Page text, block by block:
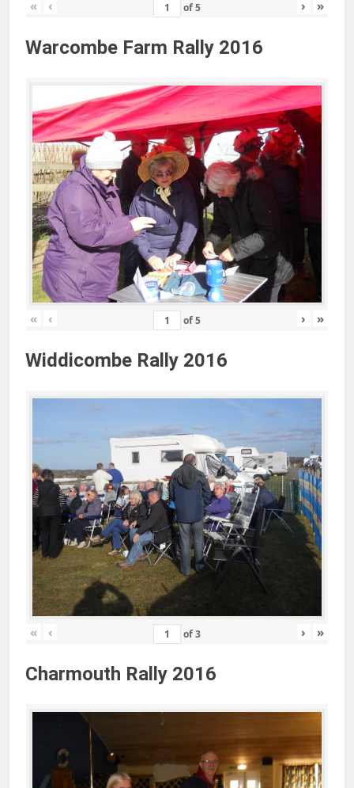
« ‹ of5 › »
Warcombe Farm Rally 2016
« ‹ of5 › »
Widdicombe Rally 2016
« ‹ of3 › »
Charmouth Rally 2016